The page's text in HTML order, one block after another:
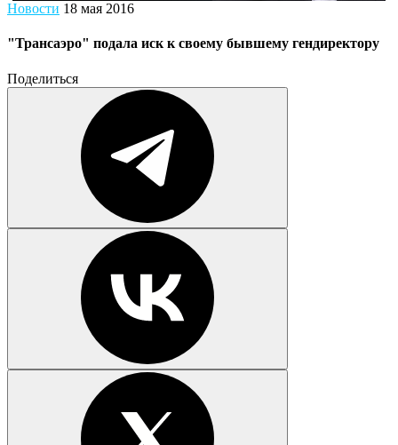
Новости 18 мая 2016
"Трансаэро" подала иск к своему бывшему гендиректору
Поделиться